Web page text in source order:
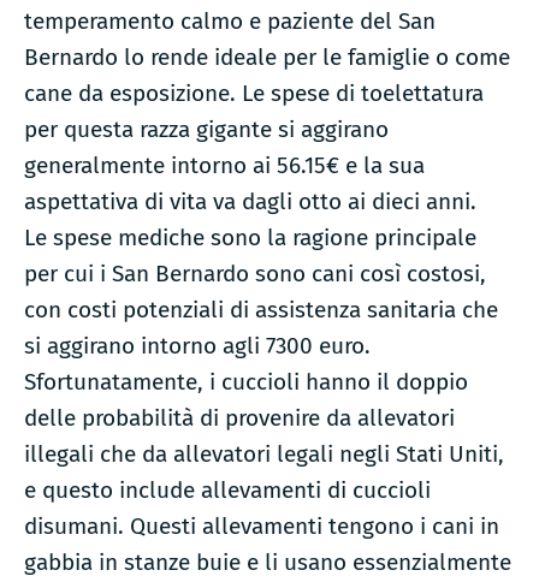
temperamento calmo e paziente del San
Bernardo lo rende ideale per le famiglie o come
cane da esposizione. Le spese di toelettatura
per questa razza gigante si aggirano
generalmente intorno ai 56.15€ e la sua
aspettativa di vita va dagli otto ai dieci anni.
Le spese mediche sono la ragione principale
per cui i San Bernardo sono cani così costosi,
con costi potenziali di assistenza sanitaria che
si aggirano intorno agli 7300 euro.
Sfortunatamente, i cuccioli hanno il doppio
delle probabilità di provenire da allevatori
illegali che da allevatori legali negli Stati Uniti,
e questo include allevamenti di cuccioli
disumani. Questi allevamenti tengono i cani in
gabbia in stanze buie e li usano essenzialmente